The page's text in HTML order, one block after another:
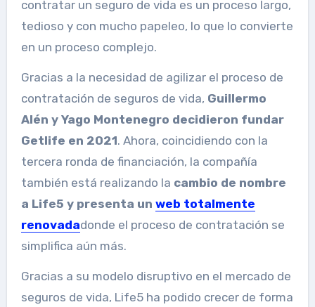
contratar un seguro de vida es un proceso largo,
tedioso y con mucho papeleo, lo que lo convierte
en un proceso complejo.
Gracias a la necesidad de agilizar el proceso de
contratación de seguros de vida, Guillermo
Alén y Yago Montenegro decidieron fundar
Getlife en 2021. Ahora, coincidiendo con la
tercera ronda de financiación, la compañía
también está realizando la cambio de nombre
a Life5 y presenta un web totalmente
renovadadonde el proceso de contratación se
simplifica aún más.
Gracias a su modelo disruptivo en el mercado de
seguros de vida, Life5 ha podido crecer de forma